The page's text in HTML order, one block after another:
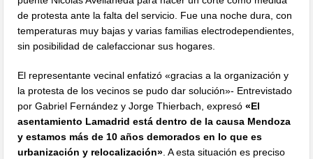
de protesta ante la falta del servicio. Fue una noche dura, con
temperaturas muy bajas y varias familias electrodependientes,
sin posibilidad de calefaccionar sus hogares.
El representante vecinal enfatizó «gracias a la organización y
la protesta de los vecinos se pudo dar solución»- Entrevistado
por Gabriel Fernández y Jorge Thierbach, expresó «El
asentamiento Lamadrid está dentro de la causa Mendoza
y estamos más de 10 años demorados en lo que es
urbanización y relocalización» . A esta situación es preciso